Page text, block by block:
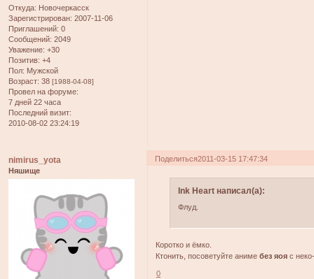
Откуда: Новочеркасск
Зарегистрирован: 2007-11-06
Приглашений: 0
Сообщений: 2049
Уважение: +30
Позитив: +4
Пол: Мужской
Возраст: 38 [1988-04-08]
Провел на форуме:
7 дней 22 часа
Последний визит:
2010-08-02 23:24:19
Поделиться2011-03-15 17:47:34
nimirus_yota
Няшище
Ink Heart написал(а):
Флуд.
Коротко и ёмко.
Ктонить, посоветуйте анимебез яоя с
0